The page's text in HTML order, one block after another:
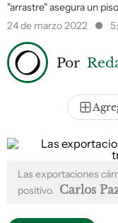
"arrastre" asegura un
24 de marzo 2022
Por
Las exportaciones
positivo. Carlos